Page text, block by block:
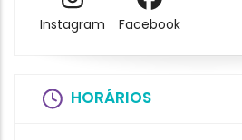
Instagram Facebook
HORÁRIOS